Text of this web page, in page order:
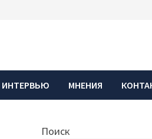
ИНТЕРВЬЮ МНЕНИЯ
Поиск